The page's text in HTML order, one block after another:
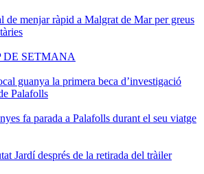
de menjar ràpid a Malgrat de Mar per greus
DE SETMANA
guanya la primera beca d’investigació
Palafolls
fa parada a Palafolls durant el seu viatge
Jardí després de la retirada del tràiler